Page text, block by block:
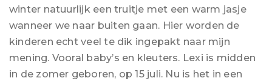
winter natuurlijk een truitje met een warm jasje
wanneer we naar buiten gaan. Hier worden de
kinderen echt veel te dik ingepakt naar mijn
mening. Vooral baby’s en kleuters. Lexi is midden
in de zomer geboren, op 15 juli. Nu is het in een